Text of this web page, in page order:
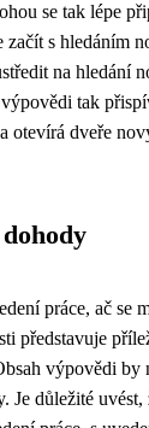
se tak lépe
začít s hledáním
na hledání
tak
otevírá dveře
práce, ač se
představuje
výpovědi by
Je důležité uvést,